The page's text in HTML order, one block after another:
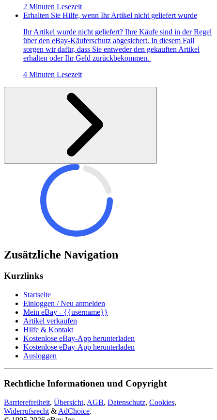
2 Minuten Lesezeit
Erhalten Sie Hilfe, wenn Ihr Artikel nicht geliefert wurde
Ihr Artikel wurde nicht geliefert? Ihre Käufe sind in der Regel
über den eBay-Käuferschutz abgesichert. In diesem Fall
sorgen wir dafür, dass Sie entweder den gekauften Artikel
erhalten oder Ihr Geld zurückbekommen.
4 Minuten Lesezeit
Zusätzliche Navigation
Kurzlinks
Startseite
Einloggen / Neu anmelden
Mein eBay - {{username}}
Artikel verkaufen
Hilfe & Kontakt
Kostenlose eBay-App herunterladen
Kostenlose eBay-App herunterladen
Ausloggen
Rechtliche Informationen und Copyright
Barrierefreiheit, Übersicht, AGB, Datenschutz, Cookies,
Widerrufsrecht & AdChoice.